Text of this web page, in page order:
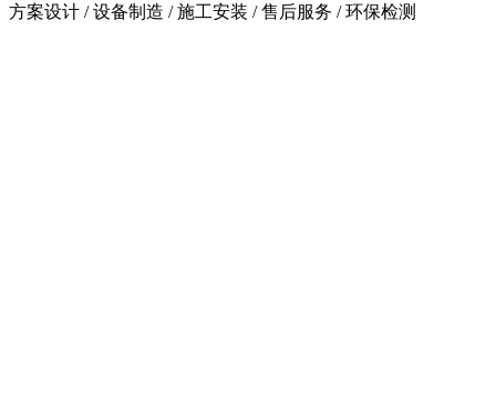
方案设计 / 设备制造 / 施工安装 / 售后服务 / 环保检测